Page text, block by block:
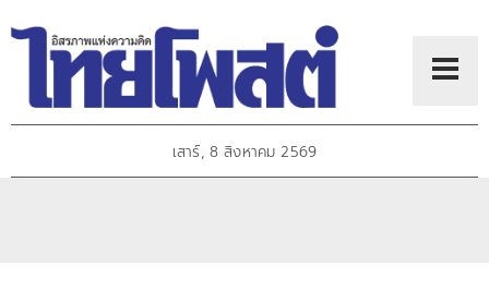
เสาร์, 8 สิงหาคม 2569